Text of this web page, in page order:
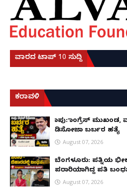
ವಾರದ ಟಾಪ್ 10 ಸುದ್ದಿ
ಕರಾವಳಿ
ಕಾಪು: ಕಾಂಗ್ರೆಸ್
ಡಿಸೋಜಾ ಬರ್ಬರ ಹತ್ಯೆ
August 07, 2026
ಬೆಂಗಳೂರು: ಪತ್ನಿಯ
ಪರಾರಿಯಾಗಿದ್ದ ಪತಿ
August 07, 2026